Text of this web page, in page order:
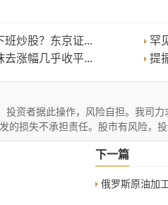
炒股？东京证...
罕
涨幅几乎收平... 提
资者据此操作，风险自担。我司
损失不承担责任。股市有风险，投
下一篇
俄罗斯原油加工量降